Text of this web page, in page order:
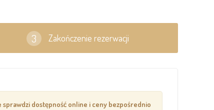
Zakończenie rezerwacji
dostępność online i ceny bezpośrednio